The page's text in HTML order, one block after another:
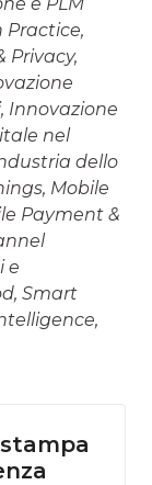
Practice,
Privacy,
Innovazione
nel
dello
Mobile
Payment &
e
Smart